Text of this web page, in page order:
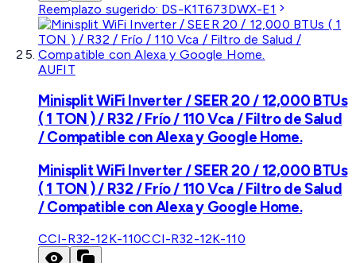
Reemplazo sugerido: DS-K1T673DWX-E1
AUFIT
Minisplit WiFi Inverter / SEER 20 / 12,000 BTUs
( 1 TON ) / R32 / Frío / 110 Vca / Filtro de Salud
/ Compatible con Alexa y Google Home.
Minisplit WiFi Inverter / SEER 20 / 12,000 BTUs
( 1 TON ) / R32 / Frío / 110 Vca / Filtro de Salud
/ Compatible con Alexa y Google Home.
CCI-R32-12K-110CCI-R32-12K-110